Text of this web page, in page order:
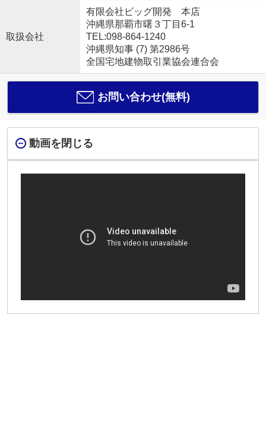
取扱会社
有限会社ビッグ開発 本店
沖縄県那覇市曙３丁目6-1
TEL:098-864-1240
沖縄県知事 (7) 第2986号
全国宅地建物取引業協会連合会
お問い合わせ(無料)
動画を閉じる